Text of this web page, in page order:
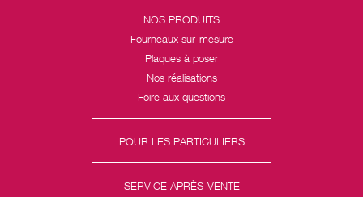
NOS PRODUITS
Fourneaux sur-mesure
Plaques à poser
Nos réalisations
Foire aux questions
POUR LES PARTICULIERS
SERVICE APRÈS-VENTE